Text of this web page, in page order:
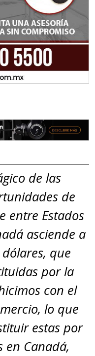
de las
de
entre Estados
asciende a
que
por la
con el
lo que
estas por
en Canadá,